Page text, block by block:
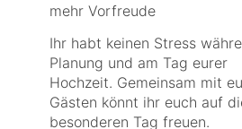
mehr Vorfreude
Ihr habt keinen Stress
Planung und am Tag eurer
Hochzeit. Gemeinsam mit
Gästen könnt ihr euch auf
besonderen Tag freuen.